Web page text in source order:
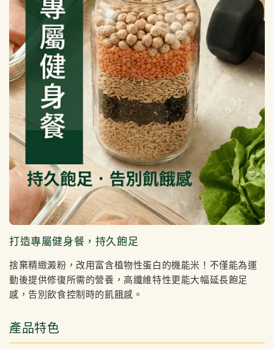
打造專屬健身餐，持久飽足
捨棄精緻澱粉，改用富含植物性蛋白的機能米！不僅能為運
動後提供修復所需的營養，高纖維特性更能大幅延長飽足
感，告別飲食控制時的飢餓感。
產品特色